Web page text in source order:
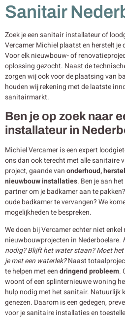
Sanitair
Zoek je een sanitair installateur of
Vercamer Michiel plaatst en herstelt
Voor elk nieuwbouw- of
oplossing gezocht. Naast de
zorgen wij ook voor de plaatsing van
houden wij rekening met de laatste
sanitairmarkt.
Ben je op zoek naar
installateur in
Michiel Vercamer is een expert
ons dan ook terecht met alle sanitaire
project, gaande vanonderhoud,
nieuwbouwinstallaties. Ben je aan
partner om je badkamer aan te
oude badkamer te vervangen? We
mogelijkheden te bespreken.
We doen bij Vercamer echter niet enkel
nieuwbouwprojecten in Nederboelare.
nodig? Blijft het water staan? Moet
je met een waterlek?Naast
te helpen met eendringend probleem.
woont of een splinternieuwe woning
hulp nodig met het sanitair. Natuurlijk
genezen. Daarom is een gedegen,
voor je sanitaire installaties en